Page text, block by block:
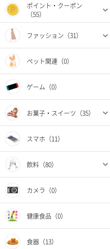
ポイント・クーポン
（55）
ファッション（31）
ペット関連（0）
ゲーム（0）
お菓子・スイーツ（35）
スマホ（11）
飲料（80）
カメラ（0）
健康食品（0）
食器（13）